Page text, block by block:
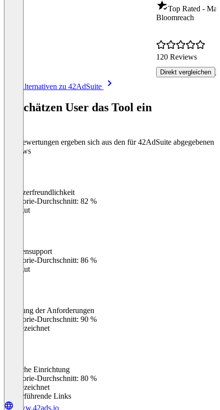
Top Rated -
Bloomreach
120 Reviews
Direkt vergleichen
Alle Alternativen zu 42AdSuite
So schätzen User das Tool ein
Die Bewertungen ergeben sich aus den für 42AdSuite abgegebenen
Reviews
Benutzerfreundlichkeit
Kategorie-Durchschnitt: 82 %
Sehr gut
Kundensupport
Kategorie-Durchschnitt: 86 %
Sehr gut
Erfüllung der Anforderungen
Kategorie-Durchschnitt: 90 %
Ausgezeichnet
Einfache Einrichtung
Kategorie-Durchschnitt: 80 %
Ausgezeichnet
Weiterführende Links
www.42ads.io